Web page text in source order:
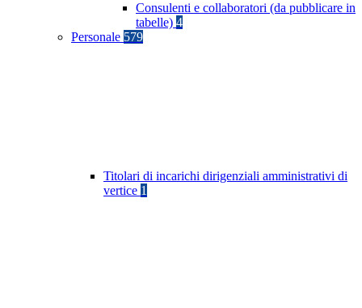
Consulenti e collaboratori (da pubblicare in
tabelle) 4
Personale 579
Titolari di incarichi dirigenziali amministrativi di
vertice 1